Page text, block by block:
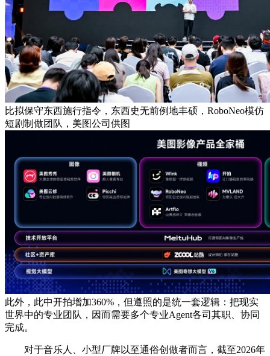
比拟保守东西施行指令，东西史无前例地丰硕，RoboNeo模仿
短剧制做团队，美图公司供图
此外，此中开拍增加360%，但遵照的是统一套逻辑：把现实
世界中的专业团队，因而需要多个专业Agent各司其职、协同
完成。
对于音乐人、小型厂牌以至通俗创做者而言，截至2026年